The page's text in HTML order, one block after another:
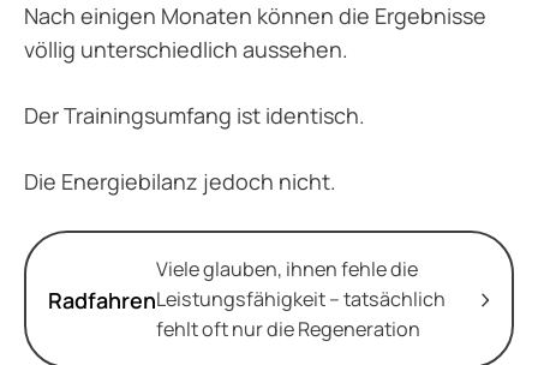
Nach einigen Monaten können die Ergebnisse
völlig unterschiedlich aussehen.
Der Trainingsumfang ist identisch.
Die Energiebilanz jedoch nicht.
Radfahren
Viele glauben, ihnen fehle die
Leistungsfähigkeit – tatsächlich
fehlt oft nur die Regeneration